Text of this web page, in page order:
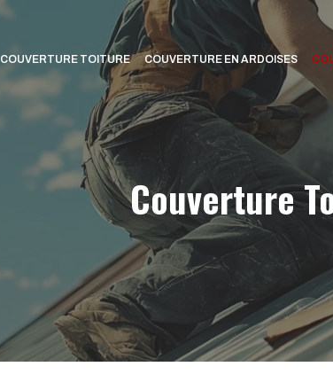
COUVERTURE TOITURE COUVERTURE EN ARDOISES
Couverture